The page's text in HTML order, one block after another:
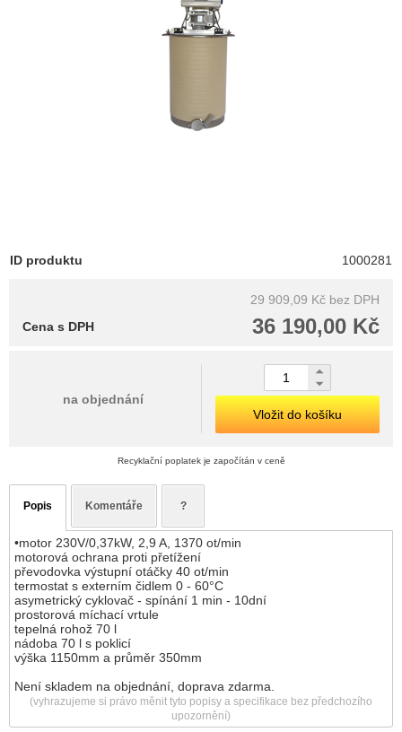
ID produktu 1000281
29 909,09 Kč bez DPH
36 190,00 Kč
Cena s DPH
na objednání
Vložit do košíku
Recyklační poplatek je započítán v ceně
Popis Komentáře ?
•motor 230V/0,37kW, 2,9 A, 1370 ot/min
motorová ochrana proti přetížení
převodovka výstupní otáčky 40 ot/min
termostat s externím čidlem 0 - 60°C
asymetrický cyklovač - spínání 1 min - 10dní
prostorová míchací vrtule
tepelná rohož 70 l
nádoba 70 l s poklicí
výška 1150mm a průměr 350mm
Není skladem na objednání, doprava zdarma.
(vyhrazujeme si právo měnit tyto popisy a specifikace bez předchozího
upozornění)